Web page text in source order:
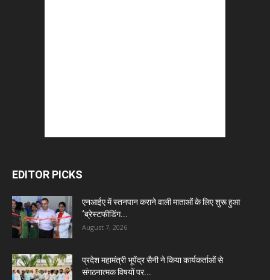
EDITOR PICKS
एनआईए में स्तनपान कराने वाली माताओं के लिए शुरू हुआ
‘ब्रेस्टफीडिंग...
August 7, 2026
प्रदेश महामंत्री भूपेंद्र सैनी ने किया कार्यकर्ताओं से
संगठनात्मक विषयों पर...